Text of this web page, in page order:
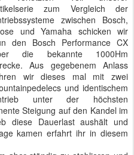
zum Vergleich der
zwischen Bosch,
und Yamaha schicken wir
den Bosch Performance CX
die bekannte 1000Hm
Aus gegebenem Anlass
wir dieses mal mit zwei
und identischem
unter der höchsten
Steigung auf den Kandel im
diese Dauerlast aushält und
kamen erfahrt ihr in diesem